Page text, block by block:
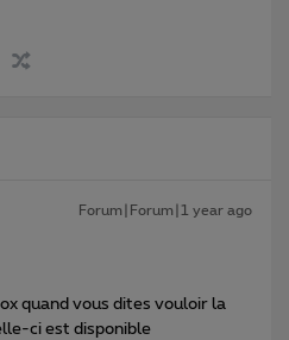
Forum|Forum|1 year ago
quand vous dites vouloir la
ci est disponible